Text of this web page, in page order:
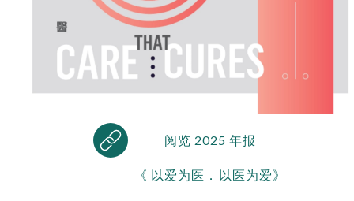
阅览 2025 年报
《 以爱为医．以医为爱》